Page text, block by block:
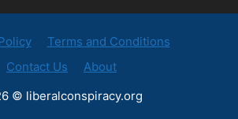
Terms and Conditions
Contact Us
About
© liberalconspiracy.org